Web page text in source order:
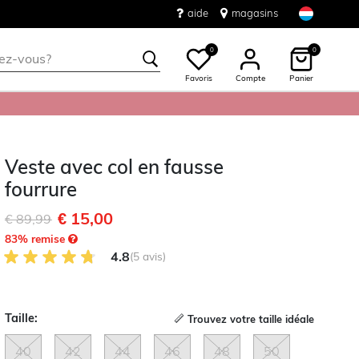
aide magasins
0
Favoris Compte
0
Panier
Veste avec col en fausse
fourrure
Remise de
€ 89,99à€ 15,00
83% remise
4.8 sur 5 avis des clients
4.8(5 avis)
Taille: Trouvez votre taille idéale
40 42 44 46 48 50